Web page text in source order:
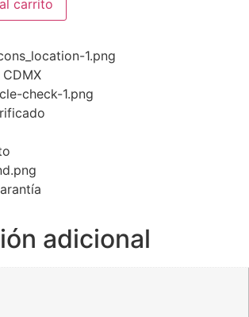
carrito
adicional